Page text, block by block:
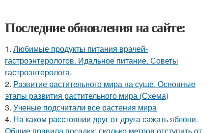
Последние обновления на сайте:
1. Любимые продукты питания врачей-
гастроэнтерологов. Идальное питание. Советы
гастроэнтеролога.
2. Развитие растительного мира на суше. Основные
этапы развития растительного мира (Схема)
3. Ученые подсчитали все растения мира
4. На каком расстоянии друг от друга сажать яблони.
Общие правила посадки: сколько метров отступить от